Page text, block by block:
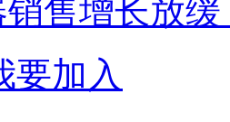
售增长放
要加入